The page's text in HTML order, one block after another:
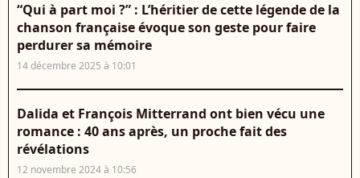
“Qui à part moi ?” : L’héritier de cette légende de la
chanson française évoque son geste pour faire
perdurer sa mémoire
14 décembre 2025 à 10:01
Dalida et François Mitterrand ont bien vécu une
romance : 40 ans après, un proche fait des
révélations
12 novembre 2024 à 10:56